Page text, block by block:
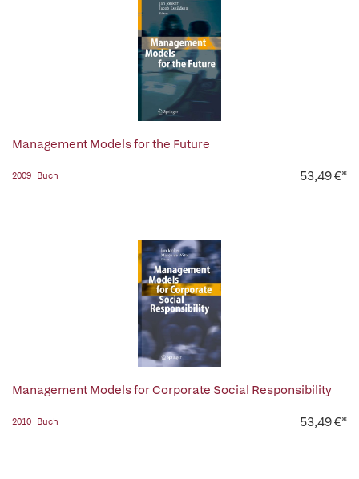
Management Models for the Future
2009 | Buch 53,49 €*
Management Models for Corporate Social Responsibility
2010 | Buch 53,49 €*